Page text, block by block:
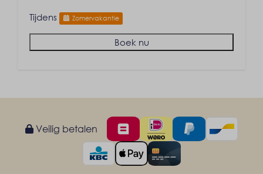
Tijdens Zomervakantie
Boek nu
Veilig betalen